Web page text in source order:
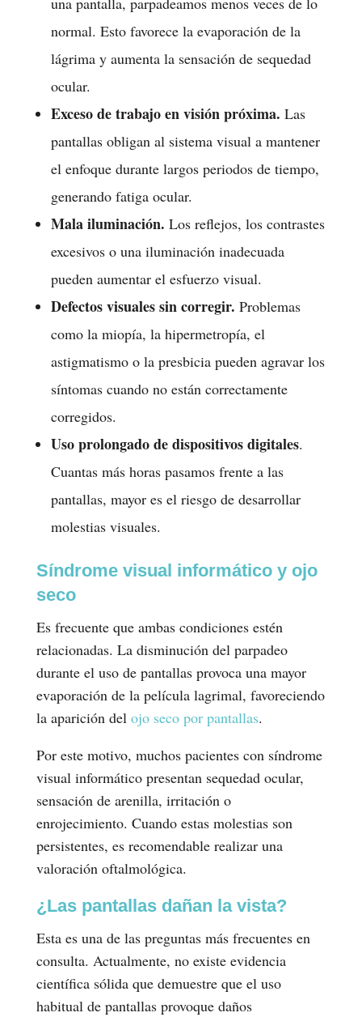
normal. Esto favorece la evaporación de la
lágrima y aumenta la sensación de sequedad
ocular.
Exceso de trabajo en visión próxima. Las
pantallas obligan al sistema visual a mantener
el enfoque durante largos periodos de tiempo,
generando fatiga ocular.
Mala iluminación. Los reflejos, los contrastes
excesivos o una iluminación inadecuada
pueden aumentar el esfuerzo visual.
Defectos visuales sin corregir. Problemas
como la miopía, la hipermetropía, el
astigmatismo o la presbicia pueden agravar los
síntomas cuando no están correctamente
corregidos.
Uso prolongado de dispositivos digitales.
Cuantas más horas pasamos frente a las
pantallas, mayor es el riesgo de desarrollar
molestias visuales.
Síndrome visual informático y ojo
seco
Es frecuente que ambas condiciones estén
relacionadas. La disminución del parpadeo
durante el uso de pantallas provoca una mayor
evaporación de la película lagrimal, favoreciendo
la aparición del ojo seco por pantallas.
Por este motivo, muchos pacientes con síndrome
visual informático presentan sequedad ocular,
sensación de arenilla, irritación o
enrojecimiento. Cuando estas molestias son
persistentes, es recomendable realizar una
valoración oftalmológica.
¿Las pantallas dañan la vista?
Esta es una de las preguntas más frecuentes en
consulta. Actualmente, no existe evidencia
científica sólida que demuestre que el uso
habitual de pantallas provoque daños